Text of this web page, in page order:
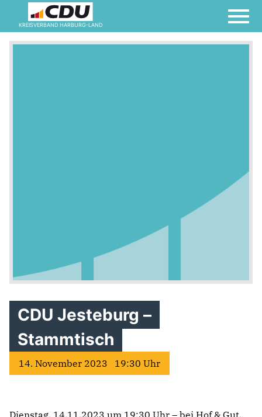
KREISVERBAND HARBURG-LAND
CDU Jesteburg –
Stammtisch
14. November 2023 19:30 Uhr
Dienstag, 14.11.2023 um 19:30 Uhr – bei Hof & Gut,